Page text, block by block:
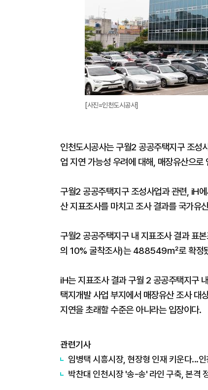
[사진=인천도시공사]
인천도시공사는 구월2 공공주택지구 조성
업 지연 가능성 우려에 대해, 매장유산으
구월2 공공주택지구 조성사업과 관련, iH
산 지표조사를 마치고 조사 결과를 국가유
구월2 공공주택지구 내 지표조사 결과
의 10% 굴착조사)는 488549㎡로 확정
iH는 지표조사 결과 구월 2 공공주택지구
택지개발 사업 부지에서 매장유산 조사 대
지연을 초래할 수준은 아니라는 입장이다.
관련기사
임병택 시흥시장, 현장형 인재 키운다...
박찬대 인천시장 '송-송' 라인 구축, 본격